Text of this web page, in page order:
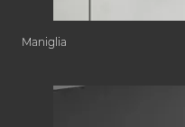
Maniglia